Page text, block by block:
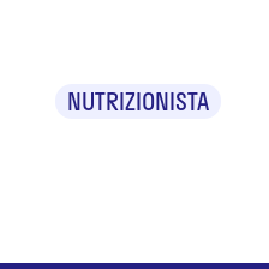
NUTRIZIONISTA